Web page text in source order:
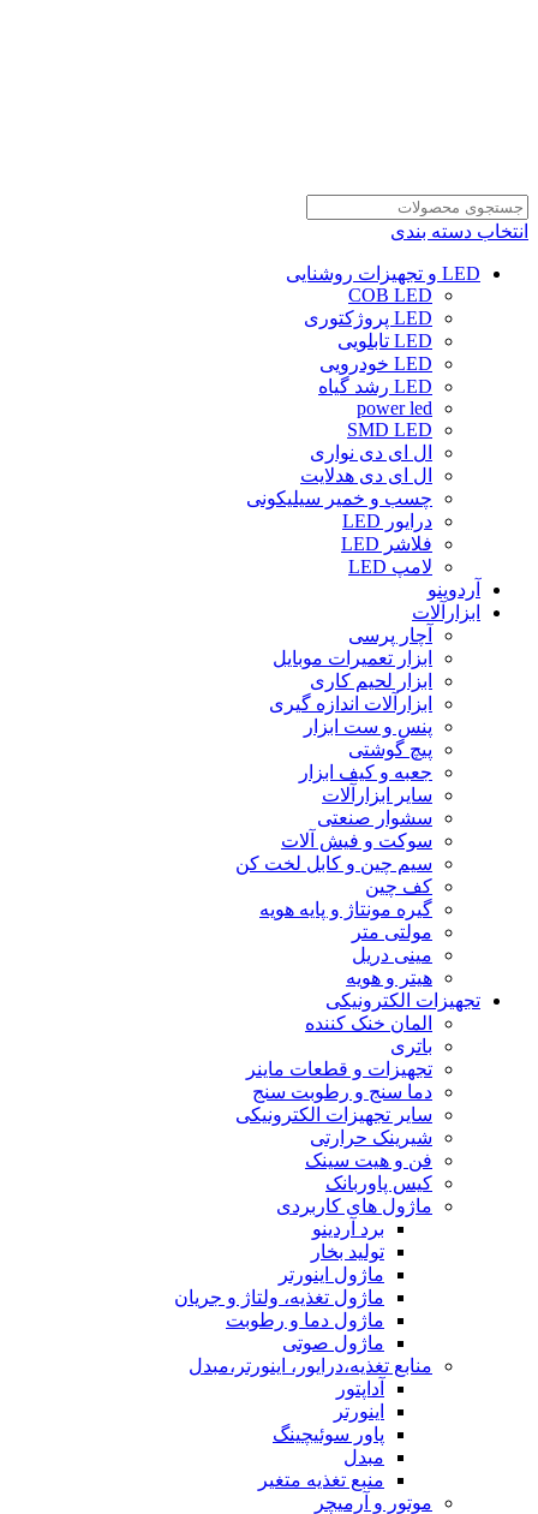
انتخاب دسته بندی
LED و تجهیزات روشنایی
COB LED
LED پروژکتوری
LED تابلویی
LED خودرویی
LED رشد گیاه
power led
SMD LED
ال ای دی نواری
ال ای دی هدلایت
چسب و خمیر سیلیکونی
درایور LED
فلاشر LED
لامپ LED
آردوینو
ابزارآلات
آچار پرسی
ابزار تعمیرات موبایل
ابزار لحیم کاری
ابزارآلات اندازه گیری
پنس و ست ابزار
پیچ گوشتی
جعبه و کیف ابزار
سایر ابزارآلات
سشوار صنعتی
سوکت و فیش آلات
سیم چین و کابل لخت کن
کف چین
گیره مونتاژ و پایه هویه
مولتی متر
مینی دریل
هیتر و هویه
تجهیزات الکترونیکی
المان خنک کننده
باتری
تجهیزات و قطعات ماینر
دما سنج و رطوبت سنج
سایر تجهیزات الکترونیکی
شیرینک حرارتی
فن و هیت سینک
کیس پاوربانک
ماژول های کاربردی
برد آردینو
تولید بخار
ماژول اینورتر
ماژول تغذیه، ولتاژ و جریان
ماژول دما و رطوبت
ماژول صوتی
منابع تغذیه،درایور، اینورتر،مبدل
آداپتور
اینورتر
پاور سوئیچینگ
مبدل
منبع تغذیه متغیر
موتور و آرمیچر